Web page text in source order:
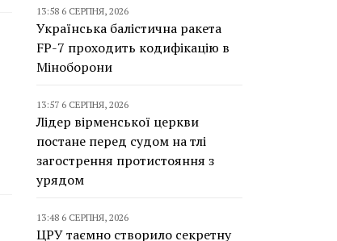
13:58 6 СЕРПНЯ, 2026
Українська балістична ракета
FP-7 проходить кодифікацію в
Міноборони
13:57 6 СЕРПНЯ, 2026
Лідер вірменської церкви
постане перед судом на тлі
загострення протистояння з
урядом
13:48 6 СЕРПНЯ, 2026
ЦРУ таємно створило секретну